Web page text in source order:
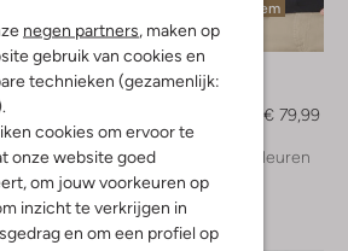
negen partners, maken op
gebruik van cookies en
technieken (gezamenlijk:
cookies om ervoor te
onze website goed
om jouw voorkeuren op
inzicht te verkrijgen in
en om een profiel op
look
Laatste item
-60%
Genti
Trui
€ 79,99
+ meer kleuren